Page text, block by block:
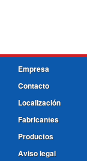
Empresa
Contacto
Localización
Fabricantes
Productos
Aviso legal